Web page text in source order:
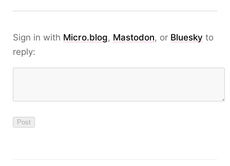
Sign in with Micro.blog, Mastodon, or Bluesky to
reply: